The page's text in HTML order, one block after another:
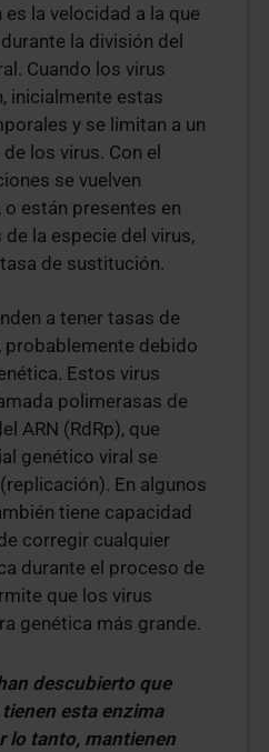
la velocidad a la que
la división del
Cuando los virus
inicialmente estas
y se limitan a un
los virus. Con el
se vuelven
están presentes en
la especie del virus,
de sustitución.
a tener tasas de
debido
Estos virus
polimerasas de
ARN (RdRp), que
genético viral se
En algunos
tiene capacidad
corregir cualquier
durante el proceso de
que los virus
genética más grande.
descubierto que
esta enzima
lo tanto, mantienen